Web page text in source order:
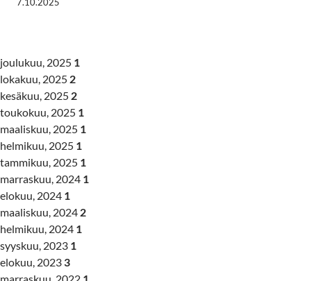
7.10.2025
joulukuu, 2025 1
lokakuu, 2025 2
kesäkuu, 2025 2
toukokuu, 2025 1
maaliskuu, 2025 1
helmikuu, 2025 1
tammikuu, 2025 1
marraskuu, 2024 1
elokuu, 2024 1
maaliskuu, 2024 2
helmikuu, 2024 1
syyskuu, 2023 1
elokuu, 2023 3